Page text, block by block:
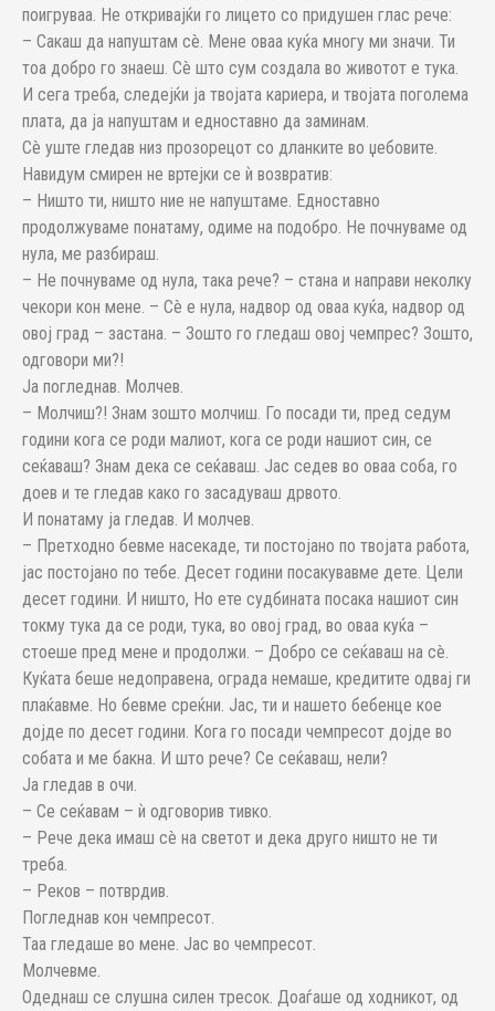
поигруваа. Не откривајќи го лицето со придушен глас рече:
– Сакаш да напуштам сè. Мене оваа куќа многу ми значи. Ти
тоа добро го знаеш. Сè што сум создала во животот е тука.
И сега треба, следејќи ја твојата кариера, и твојата поголема
плата, да ја напуштам и едноставно да заминам.
Сè уште гледав низ прозорецот со дланките во џебовите.
Навидум смирен не вртејки се ѝ возвратив:
– Ништо ти, ништо ние не напуштаме. Едноставно
продолжуваме понатаму, одиме на подобро. Не почнуваме од
нула, ме разбираш.
– Не почнуваме од нула, така рече? – стана и направи неколку
чекори кон мене. – Сè е нула, надвор од оваа куќа, надвор од
овој град – застана. – Зошто го гледаш овој чемпрес? Зошто,
одговори ми?!
Ја погледнав. Молчев.
– Молчиш?! Знам зошто молчиш. Го посади ти, пред седум
години кога се роди малиот, кога се роди нашиот син, се
сеќаваш? Знам дека се сеќаваш. Јас седев во оваа соба, го
доев и те гледав како го засадуваш дрвото.
И понатаму ја гледав. И молчев.
– Претходно бевме насекаде, ти постојано по твојата работа,
јас постојано по тебе. Десет години посакувавме дете. Цели
десет години. И ништо, Но ете судбината посака нашиот син
токму тука да се роди, тука, во овој град, во оваа куќа –
стоеше пред мене и продолжи. – Добро се сеќаваш на сè.
Куќата беше недоправена, ограда немаше, кредитите одвај ги
плаќавме. Но бевме среќни. Јас, ти и нашето бебенце кое
дојде по десет години. Кога го посади чемпресот дојде во
собата и ме бакна. И што рече? Се сеќаваш, нели?
Ја гледав в очи.
– Се сеќавам – ѝ одговорив тивко.
– Рече дека имаш сè на светот и дека друго ништо не ти
треба.
– Реков – потврдив.
Погледнав кон чемпресот.
Таа гледаше во мене. Јас во чемпресот.
Молчевме.
Одеднаш се слушна силен тресок. Доаѓаше од ходникот, од